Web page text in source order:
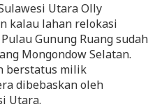
Utara Olly
kalau lahan relokasi
Gunung Ruang sudah
Mongondow Selatan.
berstatus milik
dibebaskan oleh
Utara.